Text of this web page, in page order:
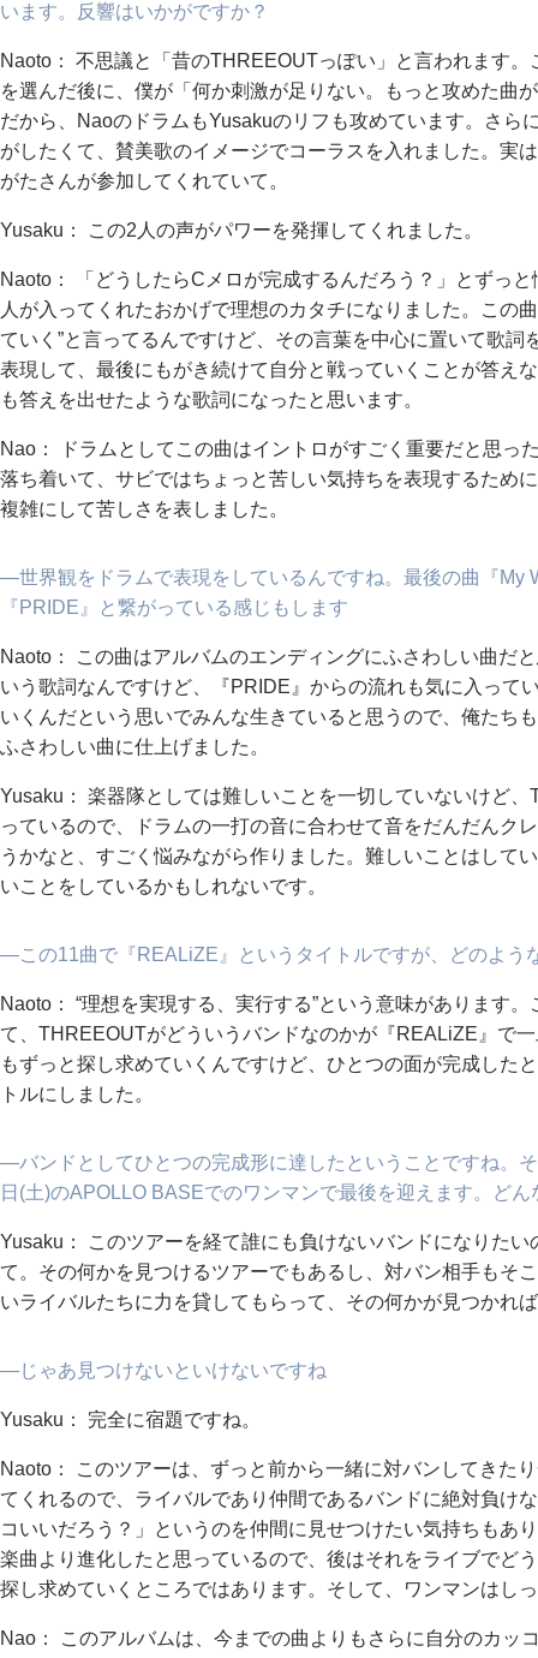
います。反響はいかがですか？
Naoto： 不思議と「昔のTHREEOUTっぽい」と言われます
を選んだ後に、僕が「何か刺激が足りない。もっと攻めた曲
だから、NaoのドラムもYusakuのリフも攻めています。さら
がしたくて、賛美歌のイメージでコーラスを入れました。実
がたさんが参加してくれていて。
Yusaku： この2人の声がパワーを発揮してくれました。
Naoto： 「どうしたらCメロが完成するんだろう？」とずっ
人が入ってくれたおかげで理想のカタチになりました。この
ていく”と言ってるんですけど、その言葉を中心に置いて歌
表現して、最後にもがき続けて自分と戦っていくことが答え
も答えを出せたような歌詞になったと思います。
Nao： ドラムとしてこの曲はイントロがすごく重要だと思っ
落ち着いて、サビではちょっと苦しい気持ちを表現するため
複雑にして苦しさを表しました。
―世界観をドラムで表現をしているんですね。最後の曲『My
『PRIDE』と繋がっている感じもします
Naoto： この曲はアルバムのエンディングにふさわしい曲だ
いう歌詞なんですけど、『PRIDE』からの流れも気に入って
いくんだという思いでみんな生きていると思うので、俺たち
ふさわしい曲に仕上げました。
Yusaku： 楽器隊としては難しいことを一切していないけど
っているので、ドラムの一打の音に合わせて音をだんだんク
うかなと、すごく悩みながら作りました。難しいことはして
いことをしているかもしれないです。
―この11曲で『REALiZE』というタイトルですが、どのよう
Naoto： “理想を実現する、実行する”という意味があります
て、THREEOUTがどういうバンドなのかが『REALiZE』で
もずっと探し求めていくんですけど、ひとつの面が完成した
トルにしました。
―バンドとしてひとつの完成形に達したということですね。
日(土)のAPOLLO BASEでのワンマンで最後を迎えます。ど
Yusaku： このツアーを経て誰にも負けないバンドになりた
て。その何かを見つけるツアーでもあるし、対バン相手もそ
いライバルたちに力を貸してもらって、その何かが見つかれ
―じゃあ見つけないといけないですね
Yusaku： 完全に宿題ですね。
Naoto： このツアーは、ずっと前から一緒に対バンしてきた
てくれるので、ライバルであり仲間であるバンドに絶対負け
コいいだろう？」というのを仲間に見せつけたい気持ちもあ
楽曲より進化したと思っているので、後はそれをライブでど
探し求めていくところではあります。そして、ワンマンはし
Nao： このアルバムは、今までの曲よりもさらに自分のカッ